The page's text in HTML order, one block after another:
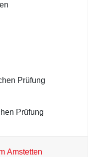
Prüfung
Prüfung
Amstetten